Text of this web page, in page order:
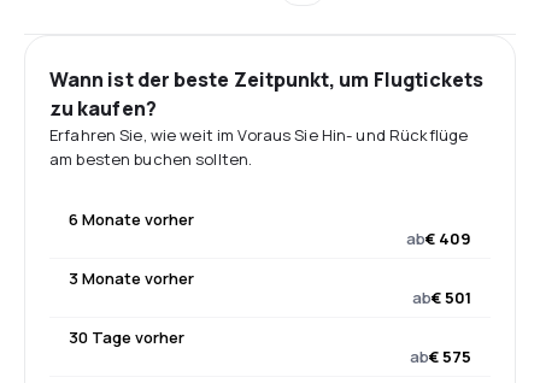
Wann ist der beste Zeitpunkt, um Flugtickets
zu kaufen?
Erfahren Sie, wie weit im Voraus Sie Hin- und Rückflüge
am besten buchen sollten.
6 Monate vorher
ab€ 409
3 Monate vorher
ab€ 501
30 Tage vorher
ab€ 575